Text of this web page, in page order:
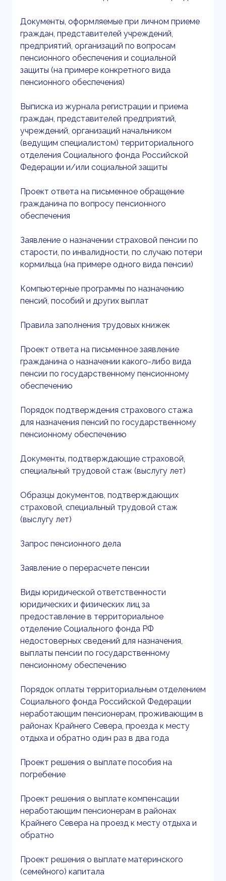
Документы, оформляемые при личном приеме
граждан, представителей учреждений,
предприятий, организаций по вопросам
пенсионного обеспечения и социальной
защиты (на примере конкретного вида
пенсионного обеспечения)
Выписка из журнала регистрации и приема
граждан, представителей предприятий,
учреждений, организаций начальником
(ведущим специалистом) территориального
отделения Социального фонда Российской
Федерации и/или социальной защиты
Проект ответа на письменное обращение
гражданина по вопросу пенсионного
обеспечения
Заявление о назначении страховой пенсии по
старости, по инвалидности, по случаю потери
кормильца (на примере одного вида пенсии)
Компьютерные программы по назначению
пенсий, пособий и других выплат
Правила заполнения трудовых книжек
Проект ответа на письменное заявление
гражданина о назначении какого-либо вида
пенсии по государственному пенсионному
обеспечению
Порядок подтверждения страхового стажа
для назначения пенсий по государственному
пенсионному обеспечению
Документы, подтверждающие страховой,
специальный трудовой стаж (выслугу лет)
Образцы документов, подтверждающих
страховой, специальный трудовой стаж
(выслугу лет)
Запрос пенсионного дела
Заявление о перерасчете пенсии
Виды юридической ответственности
юридических и физических лиц за
предоставление в территориальное
отделение Социального фонда РФ
недостоверных сведений для назначения,
выплаты пенсии по государственному
пенсионному обеспечению
Порядок оплаты территориальным отделением
Социального фонда Российской Федерации
неработающим пенсионерам, проживающим в
районах Крайнего Севера, проезда к месту
отдыха и обратно один раз в два года
Проект решения о выплате пособия на
погребение
Проект решения о выплате компенсации
неработающим пенсионерам в районах
Крайнего Севера на проезд к месту отдыха и
обратно
Проект решения о выплате материнского
(семейного) капитала